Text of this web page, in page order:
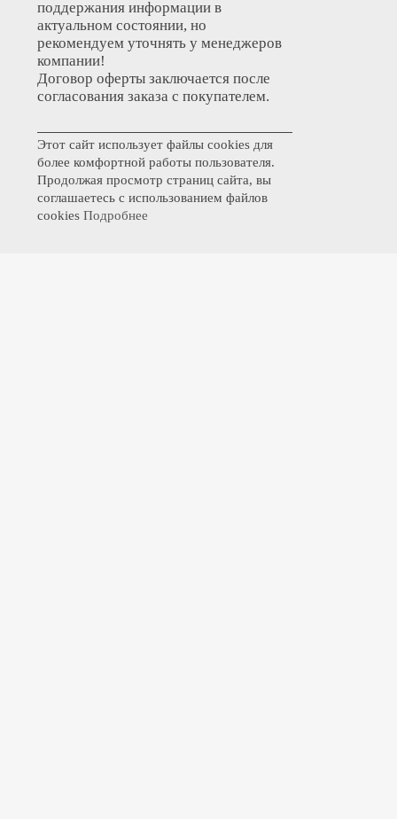
поддержания информации в
актуальном состоянии, но
рекомендуем уточнять у менеджеров
компании!
Договор оферты заключается после
согласования заказа с покупателем.
Этот сайт использует файлы cookies для
более комфортной работы пользователя.
Продолжая просмотр страниц сайта, вы
соглашаетесь с использованием файлов
cookies Подробнее